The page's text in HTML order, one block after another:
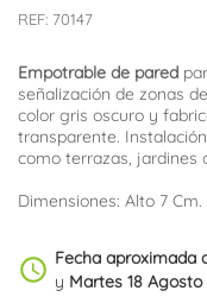
REF: 70147
Empotrable de pared
señalización de zonas
color gris oscuro y
transparente.
como terrazas, jardines
Dimensiones: Alto 7 Cm.
schedule Fecha aproximada
y Martes 18 Agosto